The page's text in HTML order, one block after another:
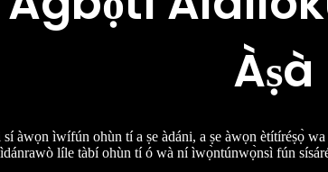
Àṣà
àwọn ìwífún ohùn tí a ṣe àdáni, a ṣe àwọn ètítíréṣọ̀
ìdánrawò líle tàbí ohùn tí ó wà ní ìwọ̀ntúnwọ̀nsì fún